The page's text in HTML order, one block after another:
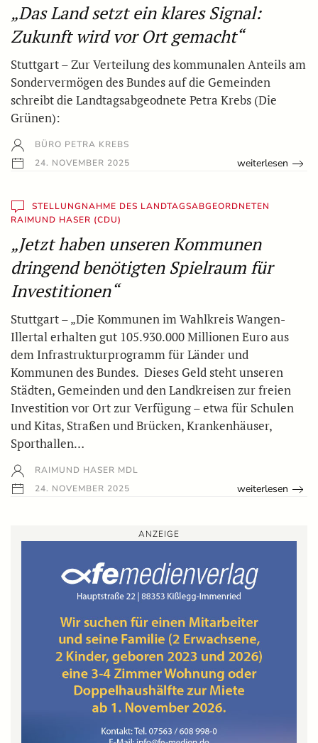
„Das Land setzt ein klares Signal:
Zukunft wird vor Ort gemacht“
Stuttgart – Zur Verteilung des kommunalen Anteils am
Sondervermögen des Bundes auf die Gemeinden
schreibt die Landtagsabgeodnete Petra Krebs (Die
Grünen):
BÜRO PETRA KREBS
24. NOVEMBER 2025
weiterlesen
STELLUNGNAHME DES LANDTAGSABGEORDNETEN
RAIMUND HASER (CDU)
„Jetzt haben unseren Kommunen
dringend benötigten Spielraum für
Investitionen“
Stuttgart – „Die Kommunen im Wahlkreis Wangen-
Illertal erhalten gut 105.930.000 Millionen Euro aus
dem Infrastrukturprogramm für Länder und
Kommunen des Bundes. Dieses Geld steht unseren
Städten, Gemeinden und den Landkreisen zur freien
Investition vor Ort zur Verfügung – etwa für Schulen
und Kitas, Straßen und Brücken, Krankenhäuser,
Sporthallen…
RAIMUND HASER MDL
24. NOVEMBER 2025
weiterlesen
ANZEIGE